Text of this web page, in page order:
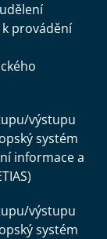
provádění
výstupu
systém
informace a
výstupu
systém